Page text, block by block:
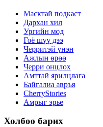
Масктай подкаст
Дархан хил
Ургийн мод
Гоё шүү дээ
Черритэй үнэн
Ажлын өрөө
Черри онцлох
Амттай ярилцлага
Байгалиа авръя
CherryStories
Амрыг эрье
Холбоо барих